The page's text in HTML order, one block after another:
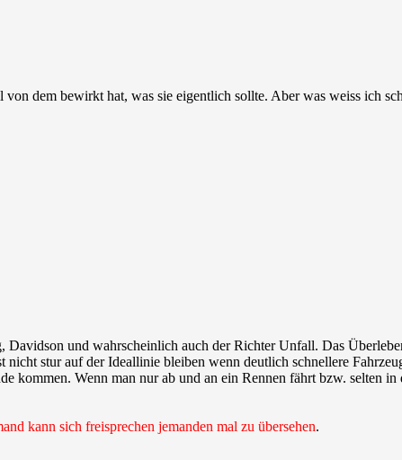
dem bewirkt hat, was sie eigentlich sollte. Aber was weiss ich
und wahrscheinlich auch der Richter Unfall. Das
stur auf der Ideallinie bleiben wenn deutlich schnellere
kommen. Wenn man nur ab und an ein Rennen fährt bzw. selten in
kann sich freisprechen jemanden mal zu übersehen.